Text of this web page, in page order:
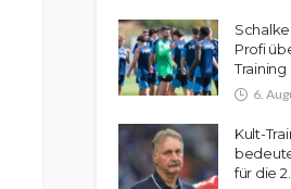
Profi
Training
6.
Kult-
für die